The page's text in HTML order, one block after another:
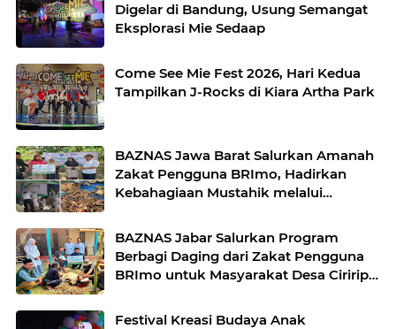
Digelar di Bandung, Usung Semangat
Eksplorasi Mie Sedaap
Come See Mie Fest 2026, Hari Kedua
Tampilkan J-Rocks di Kiara Artha Park
BAZNAS Jawa Barat Salurkan Amanah
Zakat Pengguna BRImo, Hadirkan
Kebahagiaan Mustahik melalui
BAZNAS Jabar Salurkan Program
Berbagi Daging dari Zakat Pengguna
BRImo untuk Masyarakat Desa Ciririp
Festival Kreasi Budaya Anak